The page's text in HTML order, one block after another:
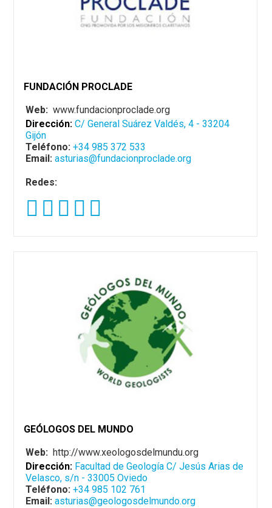
FUNDACIÓN PROCLADE
Web:www.fundacionproclade.org
Dirección:C/ General Suárez Valdés, 4 - 33204
Gijón
Teléfono:+34 985 372 533
Email:asturias@fundacionproclade.org
Redes:
GEÓLOGOS DEL MUNDO
Web:http://www.xeologosdelmundu.org
Dirección: Facultad de Geología C/ Jesús Arias de
Velasco, s/n - 33005 Oviedo
Teléfono:+34 985 102 761
Email:asturias@geologosdelmundo.org